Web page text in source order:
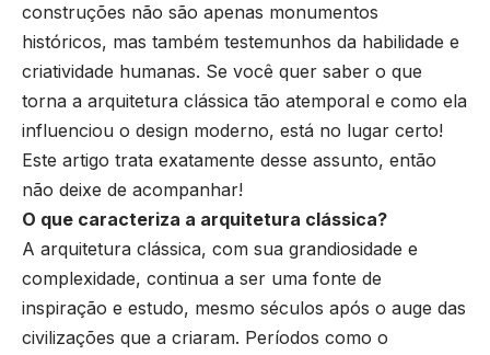
construções não são apenas monumentos
históricos, mas também testemunhos da habilidade e
criatividade humanas. Se você quer saber o que
torna a arquitetura clássica tão atemporal e como ela
influenciou o design moderno, está no lugar certo!
Este artigo trata exatamente desse assunto, então
não deixe de acompanhar!
O que caracteriza a arquitetura clássica?
A arquitetura clássica, com sua grandiosidade e
complexidade, continua a ser uma fonte de
inspiração e estudo, mesmo séculos após o auge das
civilizações que a criaram. Períodos como o